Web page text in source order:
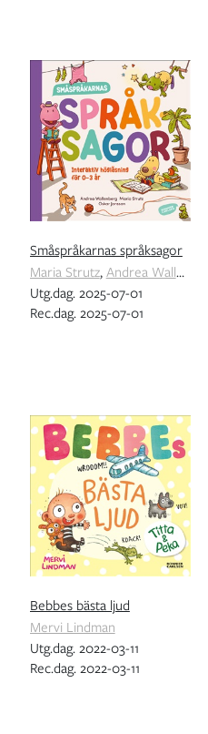
Småspråkarnas språksagor
Maria Strutz,Andrea Wallenberg
Utg.dag. 2025-07-01
Rec.dag. 2025-07-01
Bebbes bästa ljud
Mervi Lindman
Utg.dag. 2022-03-11
Rec.dag. 2022-03-11